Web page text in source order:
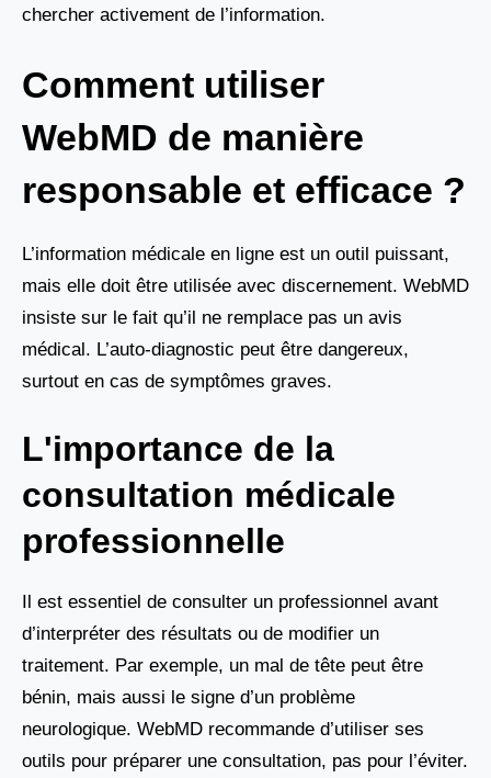
chercher activement de l’information.
Comment utiliser
WebMD de manière
responsable et efficace ?
L’information médicale en ligne est un outil puissant,
mais elle doit être utilisée avec discernement. WebMD
insiste sur le fait qu’il ne remplace pas un avis
médical. L’auto-diagnostic peut être dangereux,
surtout en cas de symptômes graves.
L'importance de la
consultation médicale
professionnelle
Il est essentiel de consulter un professionnel avant
d’interpréter des résultats ou de modifier un
traitement. Par exemple, un mal de tête peut être
bénin, mais aussi le signe d’un problème
neurologique. WebMD recommande d’utiliser ses
outils pour préparer une consultation, pas pour l’éviter.